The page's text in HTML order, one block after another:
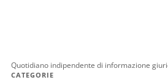
Quotidiano indipendente di informazione
CATEGORIE